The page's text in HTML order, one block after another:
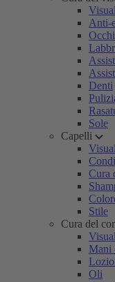
Anti-
Occhi
Denti
Sole
Capelli
Cura
Stile
Cura del
Mani
Oli